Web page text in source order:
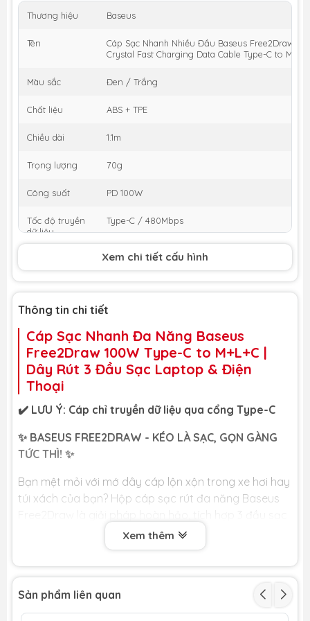
Thương hiệu Baseus
Tên
Cáp Sạc Nhanh Nhiều Đầu Baseus Free2Draw
Crystal Fast Charging Data Cable Type-C to
Màu sắc Đen / Trắng
Chất liệu ABS + TPE
Chiều dài 1.1m
Trọng lượng 70g
Công suất PD 100W
Tốc độ truyền
dữ liệu
Type-C / 480Mbps
Type-C
Xem chi tiết cấu hình
Thông tin chi tiết
Cáp Sạc Nhanh Đa Năng Baseus
Free2Draw 100W Type-C to M+L+C |
Dây Rút 3 Đầu Sạc Laptop & Điện
Thoại
✔️ LƯU Ý: Cáp chỉ truyền dữ liệu qua cổng Type-C
✨ BASEUS FREE2DRAW - KÉO LÀ SẠC, GỌN GÀNG
TỨC THÌ! ✨
Bạn mệt mỏi với mớ dây cáp lộn xộn trong xe hơi hay
túi xách của bạn? Hộp cáp sạc rút đa năng Baseus
phổ biến nhất trong một thiết kế hộp rút tự động
thông minh và sang trọng, sẵn sàng nạp năng lượng
cho mọi thiết bị của bạn.
🏆 LỢI ÍCH CỐT LÕI DÀNH CHO BẠN 🏆
Xem thêm
Sản phẩm liên quan